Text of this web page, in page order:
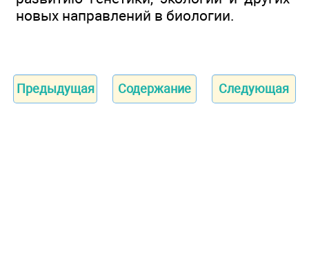
новых направлений в биологии.
Предыдущая Содержание Следующая